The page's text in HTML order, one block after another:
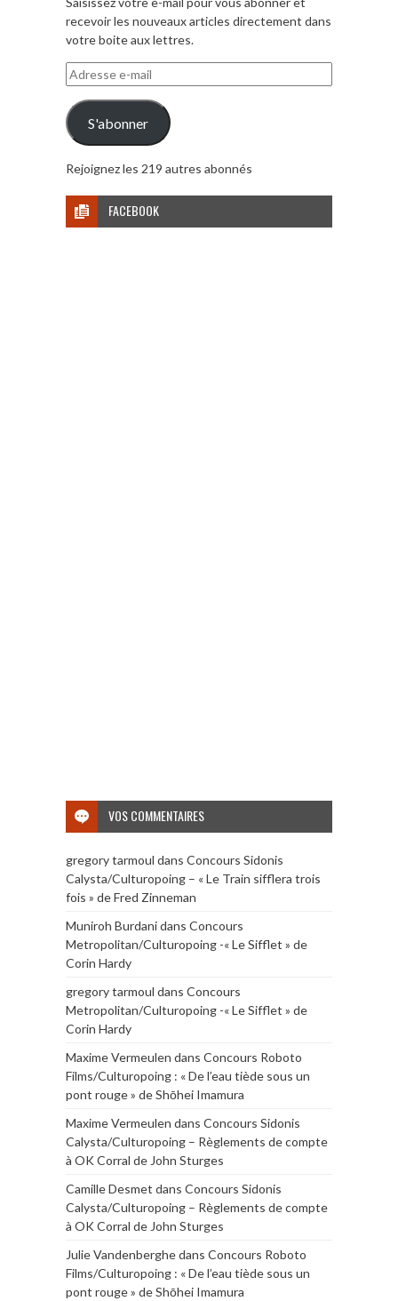
recevoir les nouveaux articles directement dans
votre boite aux lettres.
Adresse
e-
mail
S'abonner
Rejoignez les 219 autres abonnés
FACEBOOK
VOS COMMENTAIRES
gregory tarmoul dans Concours Sidonis
Calysta/Culturopoing – « Le Train sifflera trois
fois » de Fred Zinneman
Muniroh Burdanidans Concours
Metropolitan/Culturopoing -« Le Sifflet » de
Corin Hardy
gregory tarmoul dans Concours
Metropolitan/Culturopoing -« Le Sifflet » de
Corin Hardy
Maxime Vermeulen dans Concours Roboto
Films/Culturopoing : « De l’eau tiède sous un
pont rouge » de Shōhei Imamura
Maxime Vermeulen dans Concours Sidonis
Calysta/Culturopoing – Règlements de compte
à OK Corral de John Sturges
Camille Desmet dans Concours Sidonis
Calysta/Culturopoing – Règlements de compte
à OK Corral de John Sturges
Julie Vandenberghedans Concours Roboto
Films/Culturopoing : « De l’eau tiède sous un
pont rouge » de Shōhei Imamura